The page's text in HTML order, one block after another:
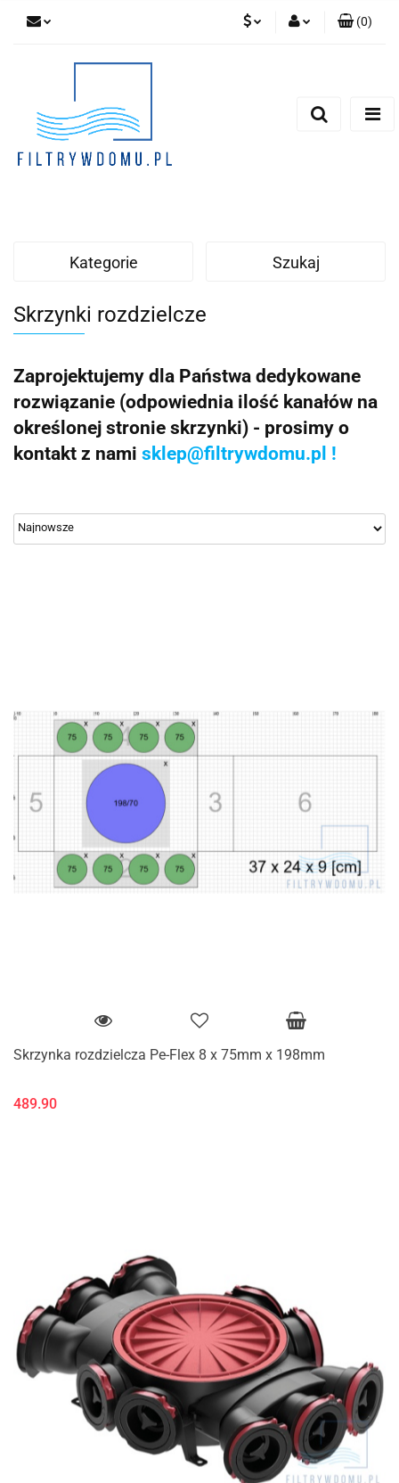
(0)
Kategorie Szukaj
Skrzynki rozdzielcze
Zaprojektujemy dla Państwa dedykowane
rozwiązanie (odpowiednia ilość kanałów na
określonej stronie skrzynki) - prosimy o
kontakt z nami sklep@filtrywdomu.pl !
Skrzynka rozdzielcza Pe-Flex 8 x 75mm x 198mm
489.90